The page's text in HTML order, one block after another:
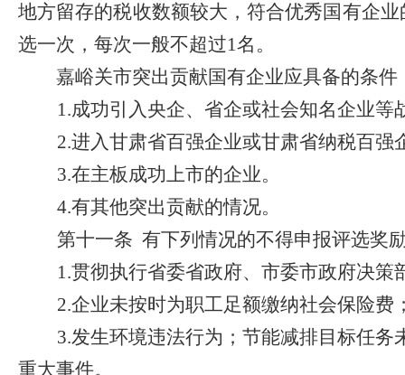
地方留存的税收数额较大，符合优秀国有企
选一次，每次一般不超过1名。
嘉峪关市突出贡献国有企业应具备的条
1.成功引入央企、省企或社会知名企业等
2.进入甘肃省百强企业或甘肃省纳税百强
3.在主板成功上市的企业。
4.有其他突出贡献的情况。
第十一条 有下列情况的不得申报评选奖
1.贯彻执行省委省政府、市委市政府决
2.企业未按时为职工足额缴纳社会保险费
3.发生环境违法行为；节能减排目标任
重大事件。